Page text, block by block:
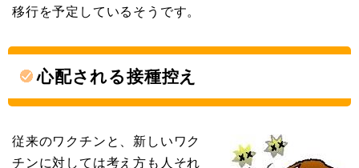
移行を予定しているそうです。
心配される接種控え
従来のワクチンと、新しいワク
チンに対しては考え方も人それ